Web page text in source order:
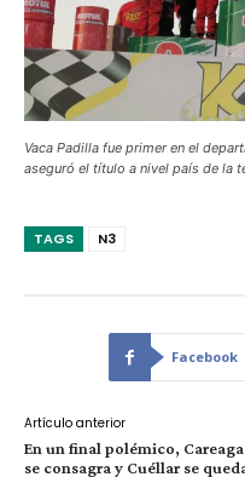
Vaca Padilla fue primer en el
aseguró el título a nivel país de la
TAGS N3
Facebook
Artículo anterior
En un final polémico, Careaga
se consagra y Cuéllar se